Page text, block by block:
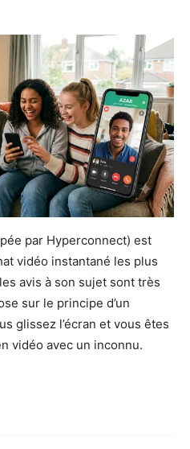
par Hyperconnect) est
vidéo instantané les plus
avis à son sujet sont très
sur le principe d’un
glissez l’écran et vous êtes
vidéo avec un inconnu.